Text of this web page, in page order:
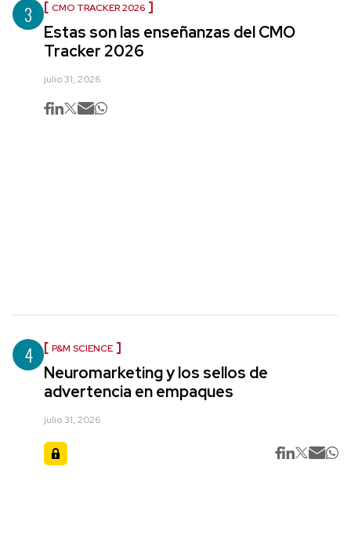
3 CMO TRACKER 2026
Estas son las enseñanzas del CMO
Tracker 2026
julio 31, 2026
4 P&M SCIENCE
Neuromarketing y los sellos de
advertencia en empaques
julio 31, 2026